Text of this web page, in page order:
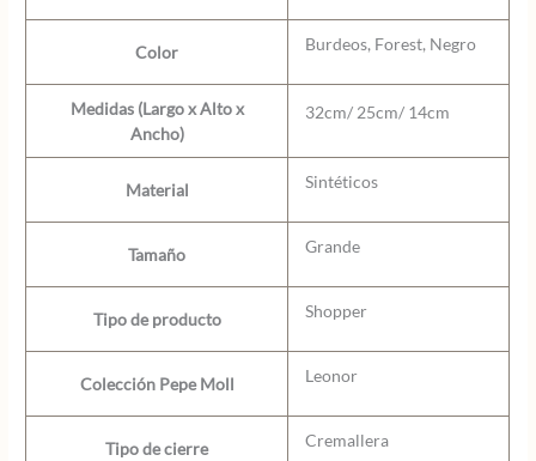
Color Burdeos, Forest, Negro
Medidas (Largo x Alto x
Ancho)
32cm/ 25cm/ 14cm
Material Sintéticos
Tamaño Grande
Tipo de producto Shopper
Colección Pepe Moll Leonor
Tipo de cierre Cremallera